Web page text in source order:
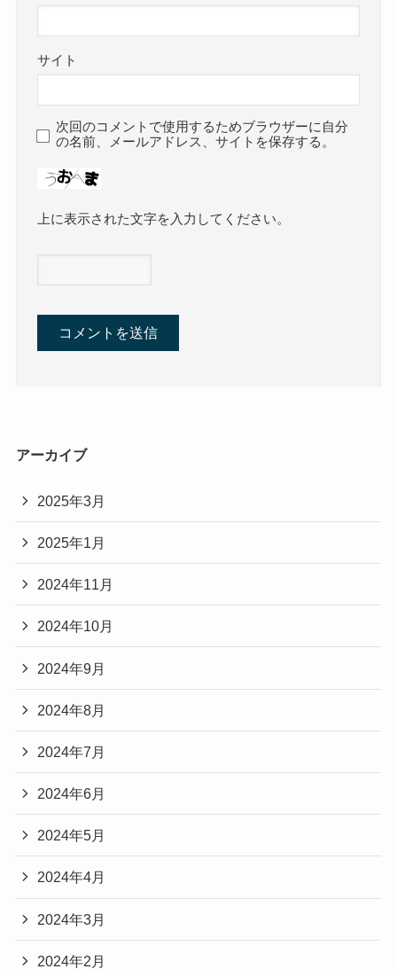
サイト
次回のコメントで使用するためブラウザーに自分
の名前、メールアドレス、サイトを保存する。
上に表示された文字を入力してください。
アーカイブ
2025年3月
2025年1月
2024年11月
2024年10月
2024年9月
2024年8月
2024年7月
2024年6月
2024年5月
2024年4月
2024年3月
2024年2月